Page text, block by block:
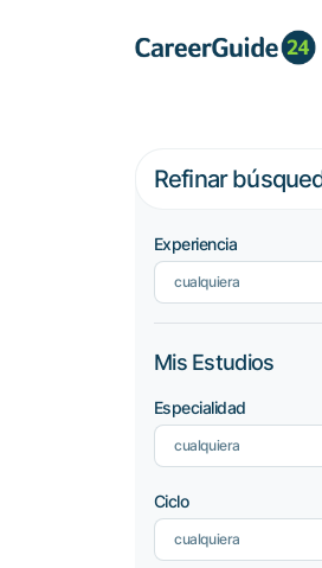
Refinar
Experiencia
cualquiera
Mis Estudios
Especialidad
cualquiera
Ciclo
cualquiera